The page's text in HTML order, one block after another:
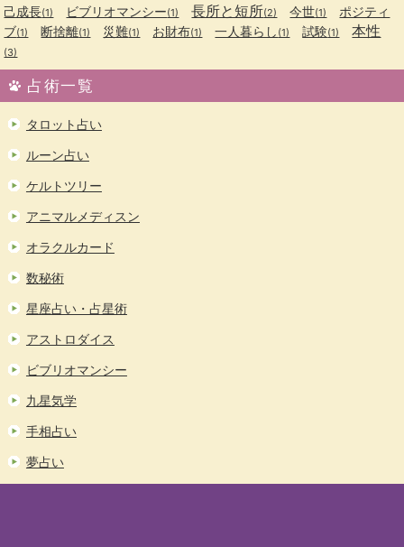
己成長(1) ビブリオマンシー(1) 長所と短所(2) 今世(1)
ポジティ
ブ(1) 断捨離(1) 災難(1) お財布(1) 一人暮らし (1) 試験(1) 本性
(3)
占術一覧
タロット占い
ルーン占い
ケルトツリー
アニマルメディスン
オラクルカード
数秘術
星座占い・占星術
アストロダイス
ビブリオマンシー
九星気学
手相占い
夢占い